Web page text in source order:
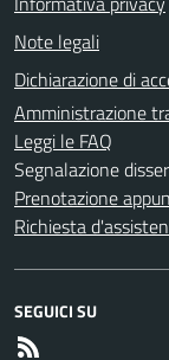
Note legali
Dichiarazione di
Amministrazione
Leggi le FAQ
Segnalazione
Prenotazione
Richiesta
SEGUICI SU